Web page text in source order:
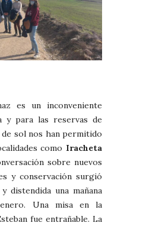
es un inconveniente
y para las reservas de
sol nos han permitido
como Iracheta
sobre nuevos
y conservación surgió
distendida una mañana
Una misa en la
fue entrañable. La